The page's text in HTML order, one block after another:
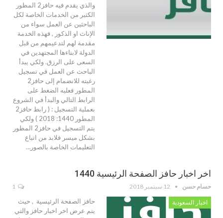
والذي يقدم فيه حافز2 المطور
الكثير من الخدمات الخاصة لكل
الباحثين عن العمل سواء من
الإناث او الذكور , فهذه الخدمة
مقدمة لهم لتدعيمهم من قبل
الدولة لابناءها المجتهدين في
السعى على الرزق. ولكي يبدأ
الباحث عن العمل في تسجيل
رغبته للانضمام إلى حافز2
المطور فعليه الضغط على
الرابط التالي والبدأ في الشروع
بعملية التسجيل : ( رابط حافز2
المطور 1440: 2018 ) ولكي
يتم التسجيل في حافز2 المطور
بشكل ميسر فلابد من اتباع
التعليمات الخاصة بالصور…
اخر اخبار حافز الصفحة الرئيسية 1440
حسام حسن 12 سبتمبر 2018
اخبار السعودية
حافز الصفحة الرئيسية , حيث
يتم عرض اخر اخبار حافز والتي